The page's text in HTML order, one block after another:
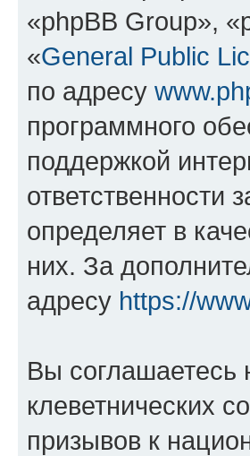
«phpBB Group»,
«General Public
по адресу
программного
поддержкой
ответственности
определяет в
них. За
адресу https://
Вы соглашаетесь
клеветнических
призывов к